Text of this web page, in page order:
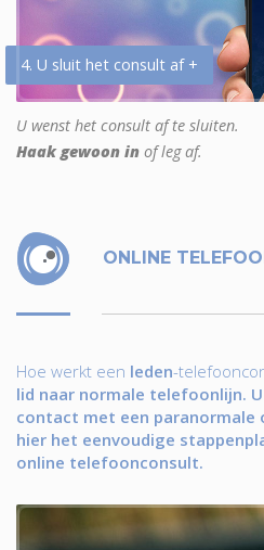
4. U sluit het consult af +
U wenst het consult af te sluiten.
Haak gewoon in of leg af.
ONLINE
Hoe werkt een leden-
lid naar normale telefoonlijn.
contact met een paranormale
hier het eenvoudige
online telefoonconsult.